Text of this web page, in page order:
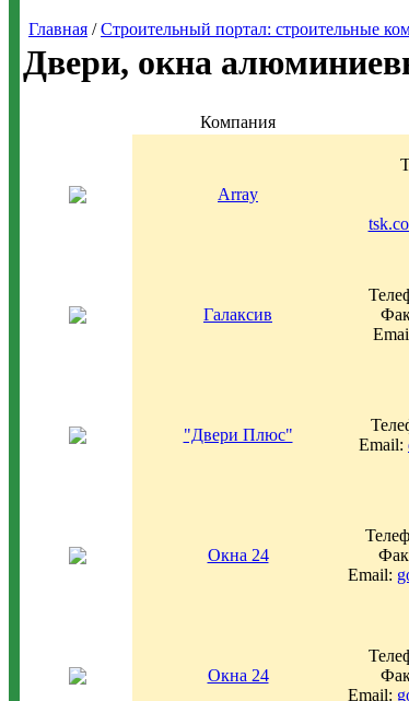
Главная /Строительный портал: строительные
Двери, окна
Компания
Array
Галаксив
"Двери Плюс"
Email:
Окна 24
Email:
Окна 24
Email: